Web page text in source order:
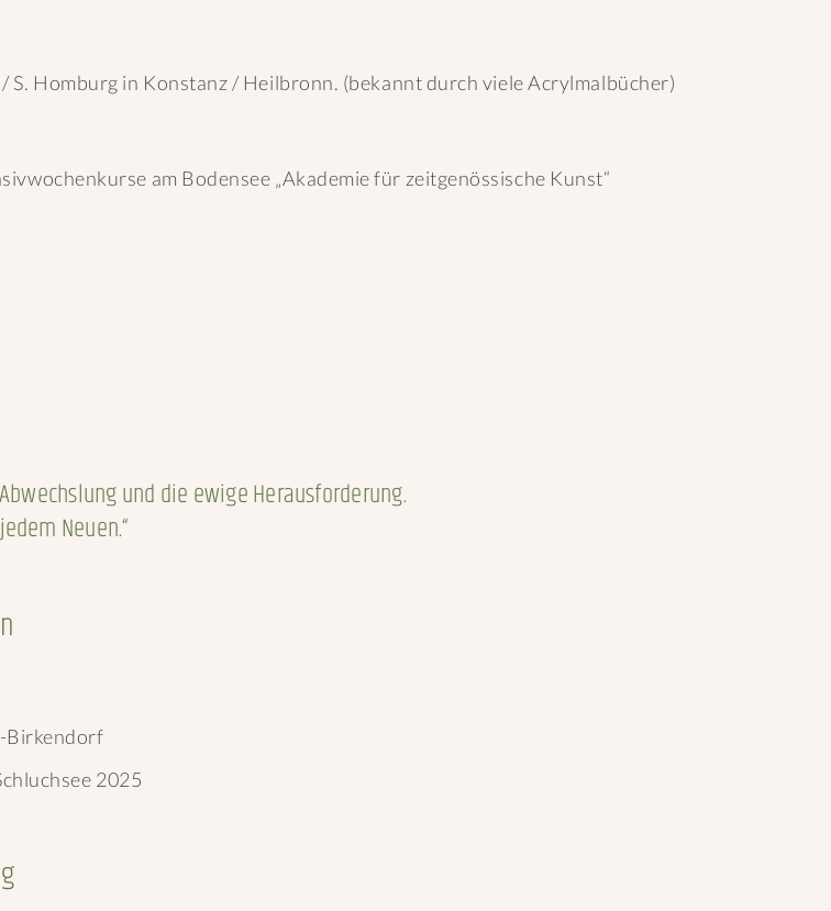
S. Homburg in Konstanz / Heilbronn. (bekannt durch viele Acrylmalbücher)
am Bodensee „Akademie für zeitgenössische Kunst“
und die ewige Herausforderung.
Neuen.“
Birkendorf
2025